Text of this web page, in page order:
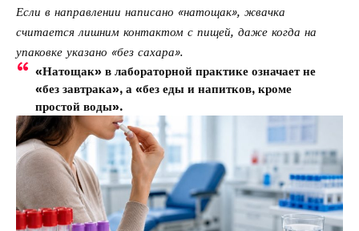
Если в направлении написано «натощак», жвачка
считается лишним контактом с пищей, даже когда на
упаковке указано «без сахара».
«Натощак» в лабораторной практике означает не
«без завтрака», а «без еды и напитков, кроме
простой воды».